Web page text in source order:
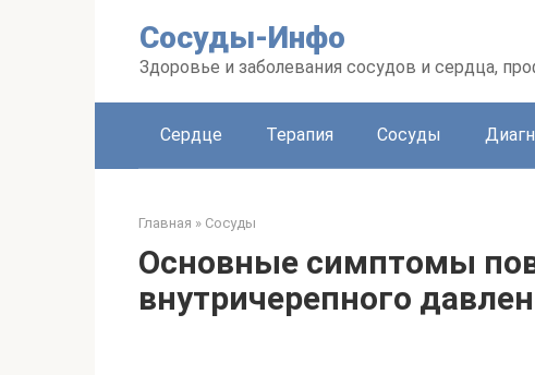
Сосуды-Инфо
Здоровье и заболевания сосудов и сердца,
Сердце Терапия Сосуды
Главная » Сосуды
Основные симптомы
внутричерепного